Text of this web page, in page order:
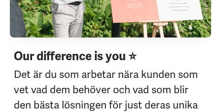
Our difference is you ⭐
Det är du som arbetar nära kunden som
vet vad dem behöver och vad som blir
den bästa lösningen för just deras unika